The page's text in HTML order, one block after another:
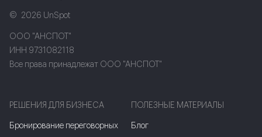
2026 UnSpot
ООО "АНСПОТ"
ИНН 9731082118
Все права принадлежат ООО "АНСПОТ"
РЕШЕНИЯ ДЛЯ БИЗНЕСА
Бронирование переговорных
ПОЛЕЗНЫЕ МАТЕРИАЛЫ
Блог